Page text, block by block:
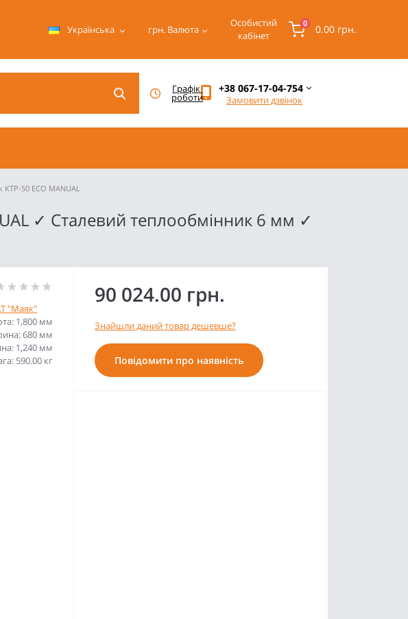
Українська грн. Валюта
Особистий
кабінет
0 0.00 грн.
Графік
роботи
+38 067-17-04-754
Замовити дзвінок
КТР-50 ECO MANUAL
✓ Сталевий теплообмінник 6 мм ✓
"Маяк"
1,800 мм
680 мм
1,240 мм
590.00 кг
90 024.00 грн.
Знайшли даний товар дешевше?
Повідомити про наявність